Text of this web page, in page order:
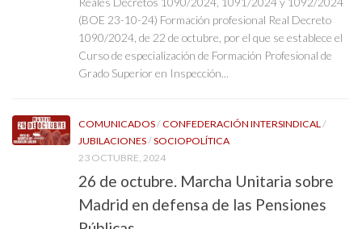
(BOE 23-10-24) Formación profesional Real Decreto
1090/2024, de 22 de octubre, por el que se establece el
Curso de especialización de Formación Profesional de
Grado Superior en Inspección...
COMUNICADOS/CONFEDERACIÓN INTERSINDICAL/
JUBILACIONES/SOCIOPOLÍTICA
23 OCTUBRE, 2024
26 de octubre. Marcha Unitaria sobre
Madrid en defensa de las Pensiones